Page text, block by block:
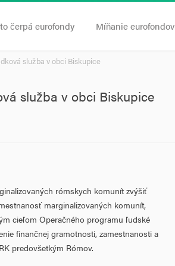
čerpá eurofondy Míňanie eurofondov
služba v obci Biskupice
služba v obci Biskupice
rómskych komunít zvýšiť
marginalizovaných komunít,
cieľom Operačného programu ľudské
finančnej gramotnosti, zamestnanosti a
predovšetkým Rómov.